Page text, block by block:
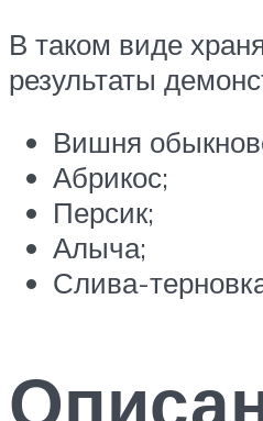
В таком виде
результаты
Вишня
Абрикос;
Персик;
Алыча;
Слива-